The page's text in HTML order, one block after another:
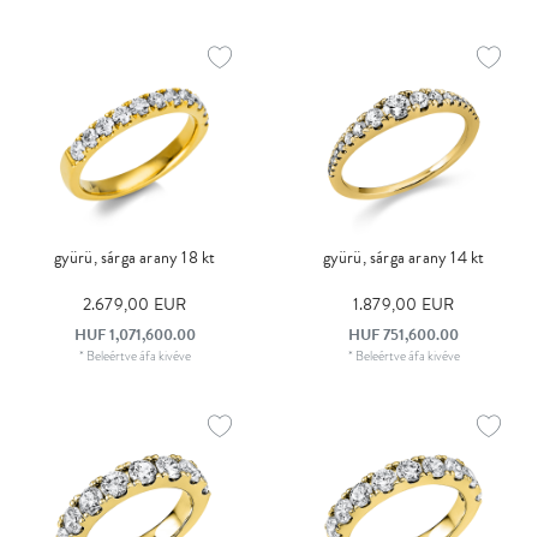
gyürü, sárga arany 18 kt
2.679,00 EUR
HUF 1,071,600.00
* Beleértve áfa kivéve
gyürü, sárga arany 14 kt
1.879,00 EUR
HUF 751,600.00
* Beleértve áfa kivéve